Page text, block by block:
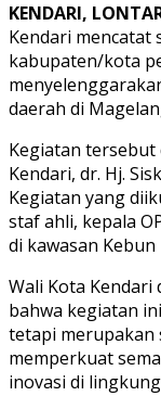
KENDARI,
Kendari mencatat
kabupaten/kota
daerah di
Kegiatan tersebut
Kendari, dr. Hj.
Kegiatan yang
staf ahli, kepala
di kawasan Kebun
Wali Kota Kendari
bahwa kegiatan
tetapi
memperkuat
inovasi di